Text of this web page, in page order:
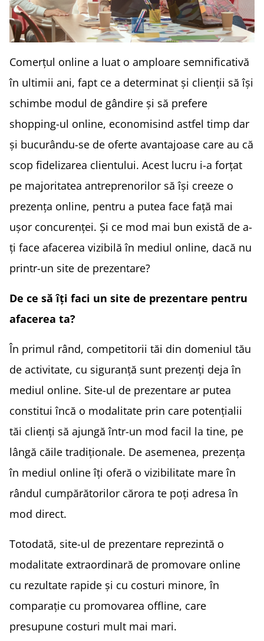
Comerțul online a luat o amploare semnificativă
în ultimii ani, fapt ce a determinat și clienții să își
schimbe modul de gândire și să prefere
shopping-ul online, economisind astfel timp dar
și bucurându-se de oferte avantajoase care au că
scop fidelizarea clientului. Acest lucru i-a forțat
pe majoritatea antreprenorilor să își creeze o
prezența online, pentru a putea face față mai
ușor concurenței. Și ce mod mai bun există de a-
ți face afacerea vizibilă în mediul online, dacă nu
printr-un site de prezentare?
De ce să îți faci un site de prezentare pentru
afacerea ta?
În primul rând, competitorii tăi din domeniul tău
de activitate, cu siguranță sunt prezenți deja în
mediul online. Site-ul de prezentare ar putea
constitui încă o modalitate prin care potențialii
tăi clienți să ajungă într-un mod facil la tine, pe
lângă căile tradiționale. De asemenea, prezența
în mediul online îți oferă o vizibilitate mare în
rândul cumpărătorilor cărora te poți adresa în
mod direct.
Totodată, site-ul de prezentare reprezintă o
modalitate extraordinară de promovare online
cu rezultate rapide și cu costuri minore, în
comparație cu promovarea offline, care
presupune costuri mult mai mari.